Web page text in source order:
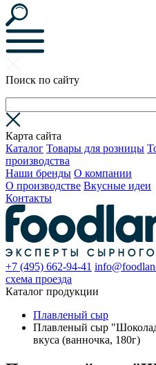
Поиск по сайту
Карта сайта
Каталог Товары для розницы
производства
Наши бренды О компании
О производстве Вкусные идеи
Контакты
+7 (495) 662-94-41
схема проезда
Каталог продукции
Плавленый сыр
Плавленый сыр
вкуса (ванночка, 180г)